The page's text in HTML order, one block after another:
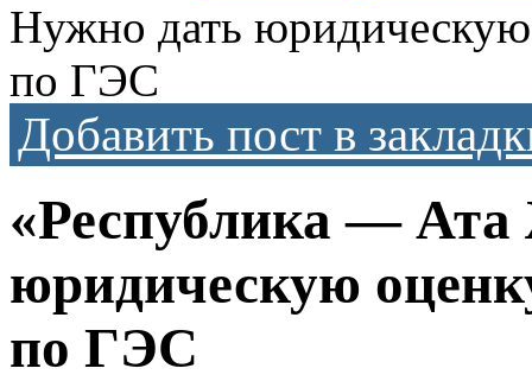
Нужно дать
по ГЭС
Добавить пост в
«Республика —
юридическую
по ГЭС